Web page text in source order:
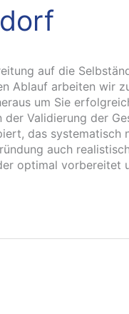
auf die
Ablauf arbeiten wir
um Sie
der Validierung der
das systematisch
auch
optimal vorbereitet